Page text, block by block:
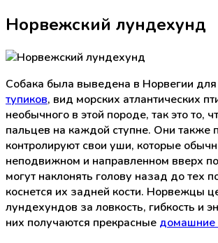
Норвежский лундехунд
Собака была выведена в Норвегии
тупиков, вид морских атлантических
необычного в этой породе, так это то,
пальцев на каждой ступне. Они также
контролируют свои уши, которые
неподвижном и направленном вверх
могут наклонять голову назад до тех
коснется их задней кости. Норвежцы
лундехундов за ловкость, гибкость и
них получаются прекрасные домашние